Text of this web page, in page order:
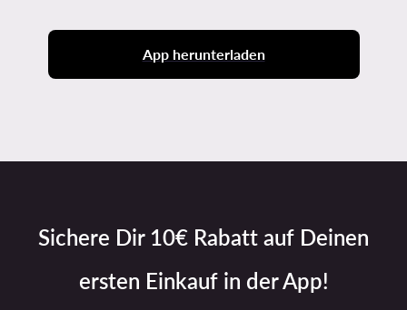
App herunterladen
Sichere Dir 10€ Rabatt auf Deinen
ersten Einkauf in der App!